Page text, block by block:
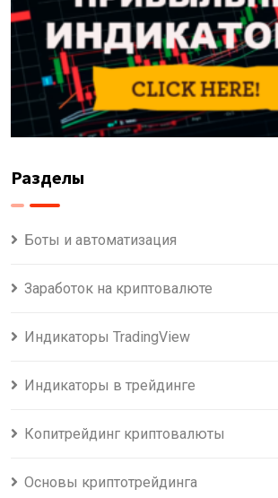
Разделы
Боты и автоматизация
Заработок на криптовалюте
Индикаторы TradingView
Индикаторы в трейдинге
Копитрейдинг криптовалюты
Основы криптотрейдинга